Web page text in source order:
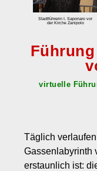
zum Einbuchen
Tarife
Eintrittspreis
Stornobedingungen
Stadtführerin I. Saponaro vor
der Kirche Zanipolo
virtuelle
Täglich
Gassenlabyrinth
erstaunlich ist: